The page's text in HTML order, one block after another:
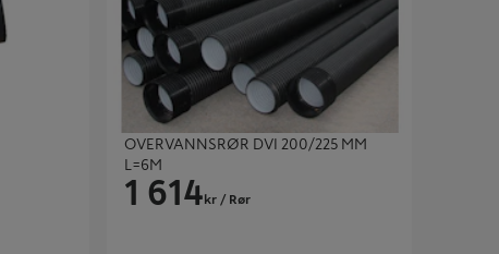
OVERVANNSRØR DVI 200/225 MM
L=6M
1 614 kr / Rør